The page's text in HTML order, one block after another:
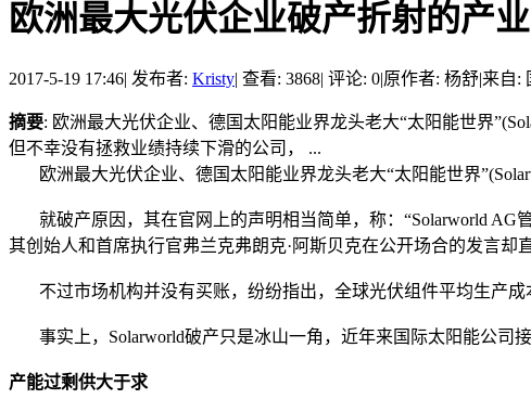
欧洲最大光伏企业破产折射的产
2017-5-19 17:46| 发布者: Kristy| 查看: 3868| 评论: 0|原作者: 杨舒|来自:
摘要: 欧洲最大光伏企业、德国太阳能业界龙头老大“太阳能世界
但不幸没有拯救业绩持续下滑的公司， ...
欧洲最大光伏企业、德国太阳能业界龙头老大“太阳能世界
就破产原因，其在官网上的声明相当简单，称：“Solarworld AG
其创始人和首席执行官弗兰克弗朗克·阿斯贝克在公开场合的发言却
不过市场机构并没有买账，纷纷指出，全球光伏组件平均生产成
事实上，Solarworld破产只是冰山一角，近年来国际太阳能公司
产能过剩供大于求